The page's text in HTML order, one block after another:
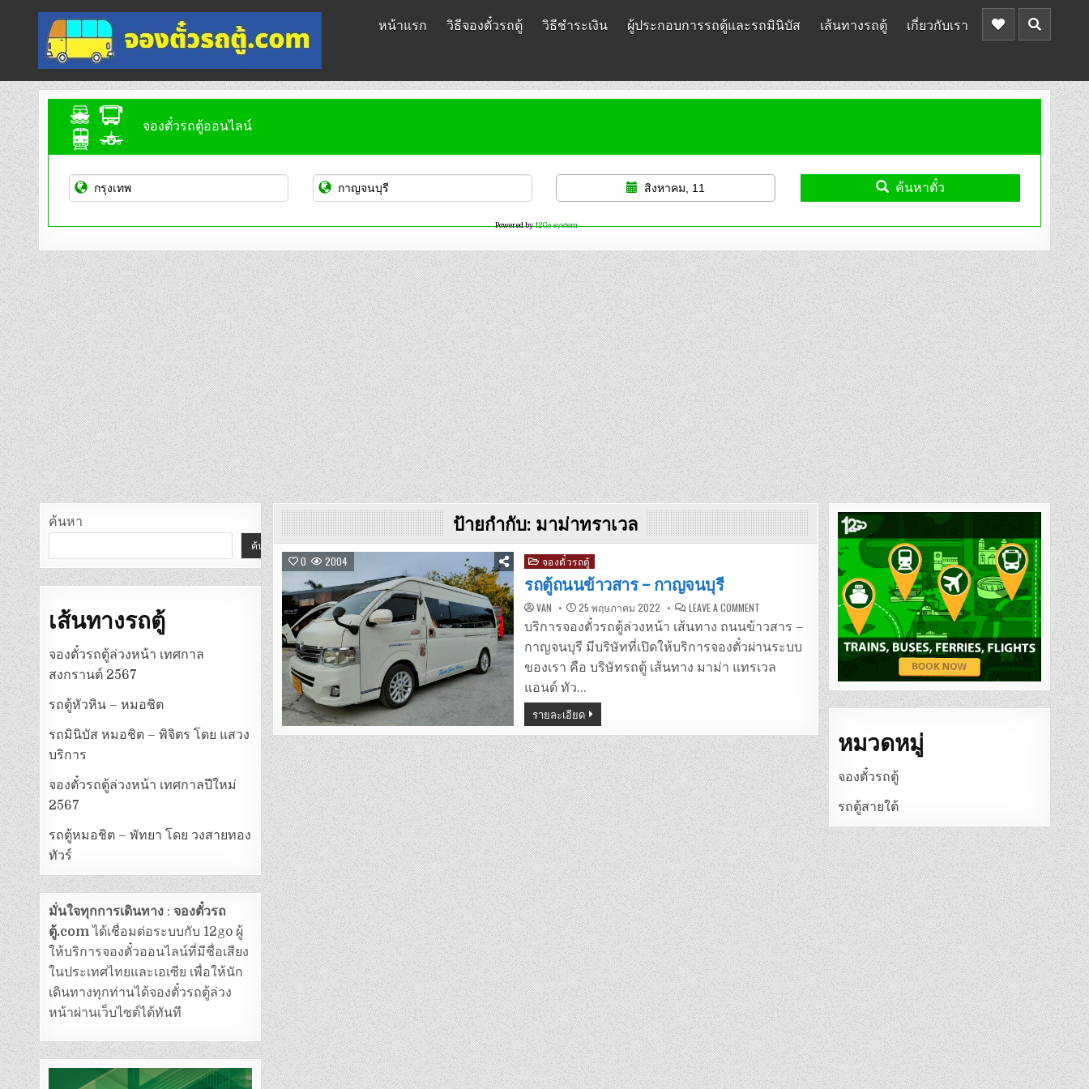
content
จองตั๋วรถตู้ออนไลน์
บริการจองตั๋วรถตู้ออนไลน์
หน้าแรก วิธีจองตั๋วรถตู้ วิธีชำระเงิน ผู้ประกอบการรถตู้และรถมินิบัส เส้นทางรถตู้ เกี่ยวกับเรา
จองตั๋วรถตู้ออนไลน์
สิงหาคม, 11 ค้นหาตั๋ว
Powered by12Go system
ป้ายกำกับ: มาม่าทราเวล
0 2004
Posted
in
จองตั๋วรถตู้
รถตู้ถนนข้าวสาร – กาญจนบุรี
VAN 25 พฤษภาคม 2022 LEAVE A COMMENT
ตู้
ถนน
ข้าวสาร
–
กาญจนบุรี
บริการจองตั๋วรถตู้ล่วงหน้า เส้นทาง ถนนข้าวสาร –
กาญจนบุรี มีบริษัทที่เปิดให้บริการจองตั๋วผ่านระบบ
ของเรา คือ บริษัทรถตู้ เส้นทาง มาม่า แทรเวล
แอนด์ ทัว…
รายละเอียด
ค้นหา
ค้นหา
เส้นทางรถตู้
จองตั๋วรถตู้ล่วงหน้า เทศกาล
สงกรานต์ 2567
รถตู้หัวหิน – หมอชิต
รถมินิบัส หมอชิต – พิจิตร โดย แสวง
บริการ
จองตั๋วรถตู้ล่วงหน้า เทศกาลปีใหม่
2567
รถตู้หมอชิต – พัทยา โดย วงสายทอง
ทัวร์
มั่นใจทุกการเดินทาง :จองตั๋วรถ
ตู้.comได้เชื่อมต่อระบบกับ 12go ผู้
ให้บริการจองตั๋วออนไลน์ที่มีชื่อเสียง
ในประเทศไทยและเอเซีย เพื่อให้นัก
เดินทางทุกท่านได้จองตั๋วรถตู้ล่วง
หน้าผ่านเว็บไซต์ได้ทันที
หมวดหมู่
จองตั๋วรถตู้
รถตู้สายใต้